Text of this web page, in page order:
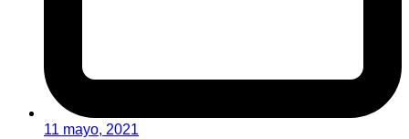
11 mayo, 2021